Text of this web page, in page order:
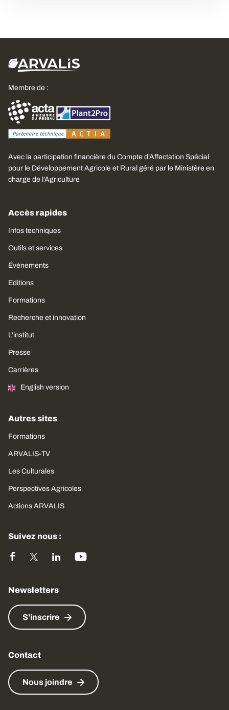
Membre de :
Avec la participation financière du Compte d’Affectation Spécial
pour le Développement Agricole et Rural géré par le Ministère en
charge de l’Agriculture
Accès rapides
Infos techniques
Outils et services
Évènements
Editions
Formations
Recherche et innovation
L'institut
Presse
Carrières
English version
Autres sites
Formations
ARVALIS-TV
Les Culturales
Perspectives Agricoles
Actions ARVALIS
Suivez nous :
Newsletters
S'inscrire
Contact
Nous joindre